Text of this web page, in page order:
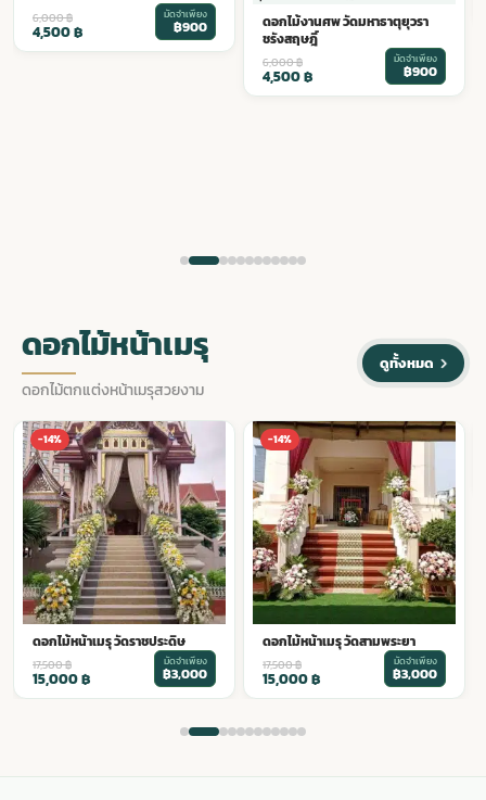
ดอกไม้งานศพ วัดมหาธาตุยุวรา
ชรังสฤษฎิ์
ดอกไม้หน้าเมรุ
ดอกไม้ตกแต่งหน้าเมรุสวยงาม
ดูทั้งหมด
-14%
ดอกไม้หน้าเมรุ วัดสามพระยา
17,500฿
15,000฿
มัดจำเพียง
฿3,000
-14%
ดอกไม้หน้าเมรุ วัดสุนทรธรรม
18,500฿
16,000฿
มัดจำเพียง
฿3,200